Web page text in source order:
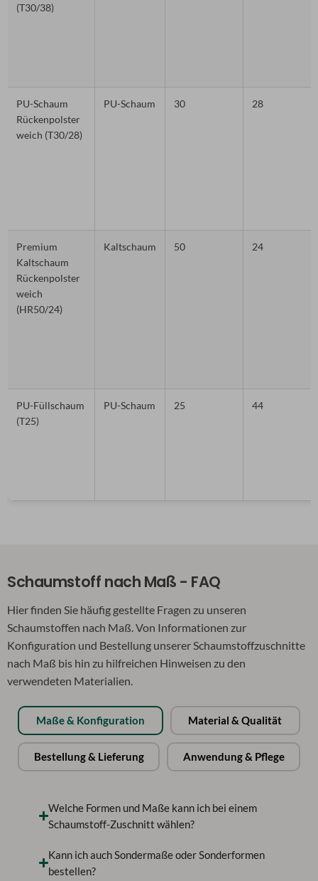
(T30/38)
PU-Schaum
Rückenpolster
weich (T30/28)
PU-Schaum 30 28
Premium
Kaltschaum
Rückenpolster
weich
(HR50/24)
Kaltschaum 50 24
PU-Füllschaum
(T25)
PU-Schaum 25 44
Schaumstoff nach Maß - FAQ
Hier finden Sie häufig gestellte Fragen zu unseren
Schaumstoffen nach Maß. Von Informationen zur
Konfiguration und Bestellung unserer Schaumstoffzuschnitte
nach Maß bis hin zu hilfreichen Hinweisen zu den
verwendeten Materialien.
Maße & Konfiguration Material & Qualität
Bestellung & Lieferung Anwendung & Pflege
Welche Formen und Maße kann ich bei einem
Schaumstoff-Zuschnitt wählen?
Kann ich auch Sondermaße oder Sonderformen
bestellen?